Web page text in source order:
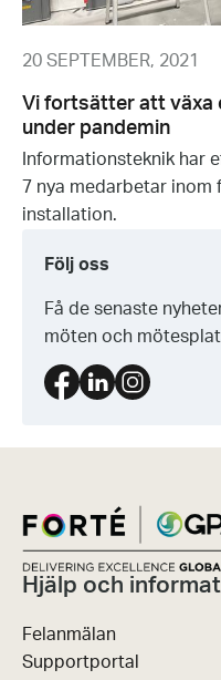
20 SEPTEMBER, 2021
Vi fortsätter att växa
under pandemin
Informationsteknik har
7 nya medarbetar inom
installation.
Följ oss
Få de senaste
möten och
Hjälp och
Felanmälan
Supportportal